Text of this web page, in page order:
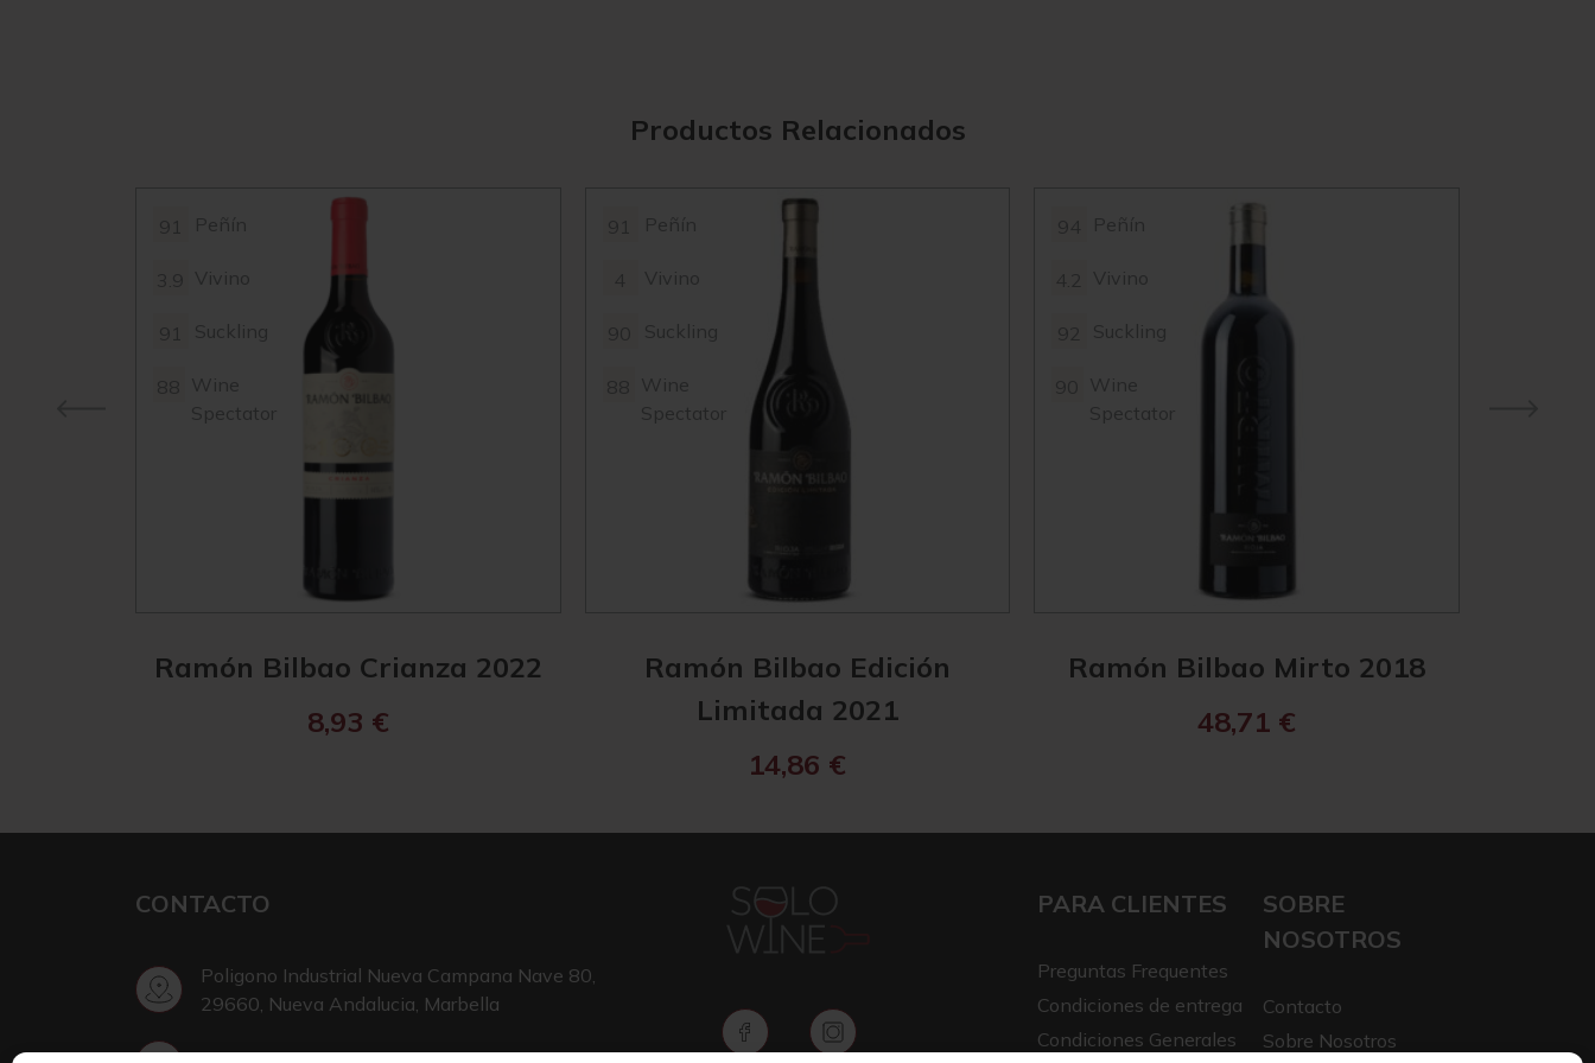
Productos Relacionados
Peñín
Vivino
Suckling
Wine
Spectator
Ramón Bilbao Crianza 2022
8,93 €
Peñín
Vivino
Suckling
Wine
Spectator
Ramón Bilbao Edición
Limitada 2021
14,86 €
Peñín
Vivino
Suckling
Wine
Spectator
Ramón Bilbao Mirto 2018
48,71 €
CONTACTO
Poligono Industrial Nueva Campana Nave 80,
29660, Nueva Andalucia, Marbella
PARA CLIENTES
Preguntas Frequentes
Condiciones de entrega
Condiciones Generales
SOBRE
NOSOTROS
Contacto
Sobre Nosotros